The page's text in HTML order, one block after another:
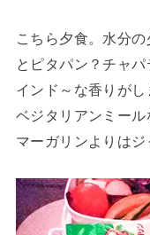
こちら夕食。水分
とピタパン？チャパ
インド～な香りがし
ベジタリアンミール
マーガリンよりはジ